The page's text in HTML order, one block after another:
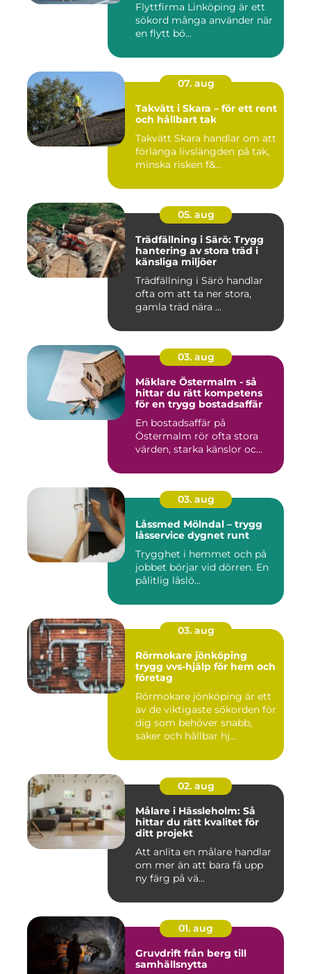
Flyttfirma Linköping är ett
sökord många använder när
en flytt bö...
07. aug
Takvätt i Skara – för ett rent
och hållbart tak
Takvätt Skara handlar om att
förlänga livslängden på tak,
minska risken f&...
05. aug
Trädfällning i Särö: Trygg
hantering av stora träd i
känsliga miljöer
Trädfällning i Särö handlar
ofta om att ta ner stora,
gamla träd nära ...
03. aug
Mäklare Östermalm - så
hittar du rätt kompetens
för en trygg bostadsaffär
En bostadsaffär på
Östermalm rör ofta stora
värden, starka känslor oc...
03. aug
Låssmed Mölndal – trygg
låsservice dygnet runt
Trygghet i hemmet och på
jobbet börjar vid dörren. En
pålitlig låslö...
03. aug
Rörmokare jönköping
trygg vvs-hjälp för hem och
företag
Rörmokare jönköping är ett
av de viktigaste sökorden för
dig som behöver snabb,
säker och hållbar hj...
02. aug
Målare i Hässleholm: Så
hittar du rätt kvalitet för
ditt projekt
Att anlita en målare handlar
om mer än att bara få upp
ny färg på vä...
01. aug
Gruvdrift från berg till
samhällsnytta